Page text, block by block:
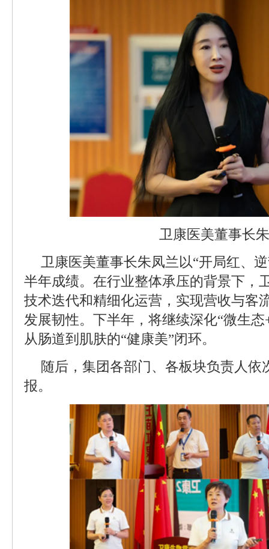
卫康医美董事长
卫康医美董事长朱凤兰以“开局红、
半年成绩。在行业整体承压的背景下，
技术迭代和精细化运营，实现营收与客
发展韧性。下半年，将继续深化“微生
从肠道到肌肤的“健康美”闭环。
随后，集团各部门、各板块负责人依
报。